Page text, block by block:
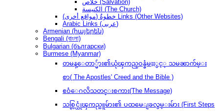
خلاص (Salvation)
الكنيسة (The Church)
(مواقع أخرى) خطوةُ Links (Other Websites)
Arabic Links (عربى)
Armenian (հայերեն)
Bengali (বাংলা)
Bulgarian (български)
Burmese (Myanmar)
တမန္ေတာ္မ်ား၏ယုံၾကည္ဝန္ခံမႈႏွင့္ သမၼာက်မ္း
စာ( The Apostles' Creed and the Bible )
ဧဝံေဂလိသတင္းစကား(The Message)
သစ္လြင္ယုံၾကည္သူမ်ား၏ ပထမေျခလွမ္းမ်ား (First Steps